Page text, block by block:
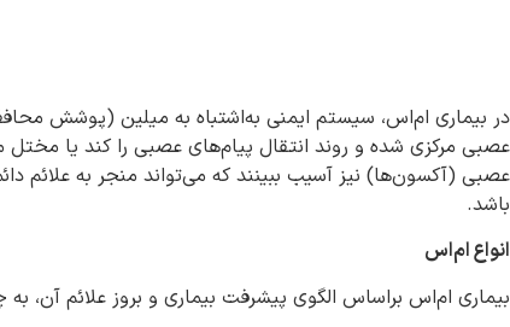
در بیماری ام‌اس، سیستم ایمنی به‌اشتباه به میلین (پوشش
عصبی مرکزی شده و روند انتقال پیام‌های عصبی را کند یا
عصبی (آکسون‌ها) نیز آسیب ببینند که می‌تواند منجر به
باشد.
انواع ام‌اس
بیماری ام‌اس براساس الگوی پیشرفت بیماری و بروز علائم آن،